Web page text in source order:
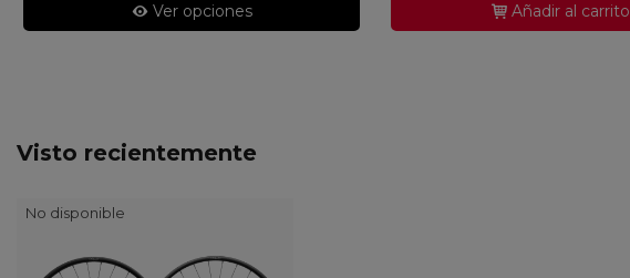
Ver opciones Añadir al carrito
Visto recientemente
No disponible